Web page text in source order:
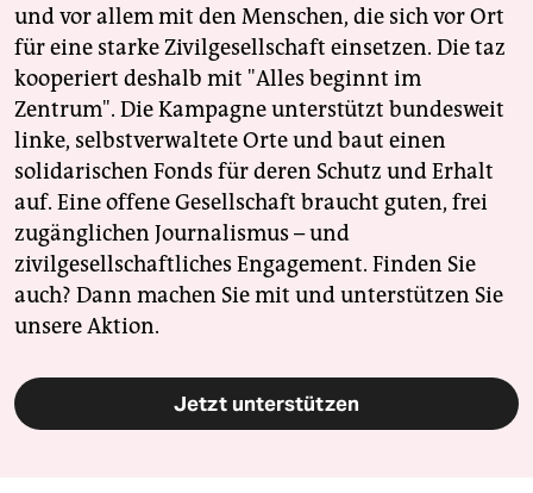
und vor allem mit den Menschen, die sich vor Ort
für eine starke Zivilgesellschaft einsetzen. Die taz
kooperiert deshalb mit "Alles beginnt im
Zentrum". Die Kampagne unterstützt bundesweit
linke, selbstverwaltete Orte und baut einen
solidarischen Fonds für deren Schutz und Erhalt
auf. Eine offene Gesellschaft braucht guten, frei
zugänglichen Journalismus – und
zivilgesellschaftliches Engagement. Finden Sie
auch? Dann machen Sie mit und unterstützen Sie
unsere Aktion.
Jetzt unterstützen